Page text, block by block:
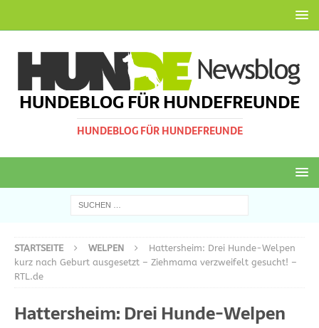
HUNDEBLOG FÜR HUNDEFREUNDE
HUNDEBLOG FÜR HUNDEFREUNDE
STARTSEITE WELPEN
Hattersheim: Drei Hunde-Welpen
kurz nach Geburt ausgesetzt – Ziehmama verzweifelt gesucht! –
RTL.de
Hattersheim: Drei Hunde-Welpen